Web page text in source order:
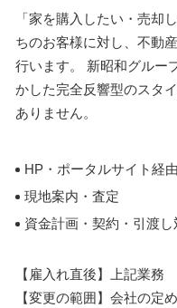
「家を購入したい・売却
ちのお客様に対し、不動
行います。 新昭和グルー
かした完全反響型のスタ
ありません。
HP・ポータルサイト経
現地案内・査定
資金計画・契約・引渡し
【雇入れ直後】上記業務
【変更の範囲】会社の定